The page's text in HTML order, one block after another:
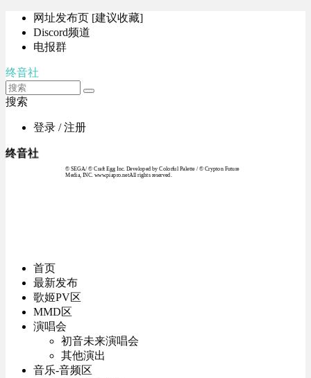
网址发布页 [建议收藏]
Discord频道
电报群
终音社
搜索
登录 / 注册
终音社
© SEGA / © Craft Egg Inc. Developed by Colorful Palette / © Crypton Future
Media, INC. www.piapro.netAll rights reserved.
首页
最新发布
歌姬PV区
MMD区
演唱会
初音未来演唱会
其他演出
音乐-音频区